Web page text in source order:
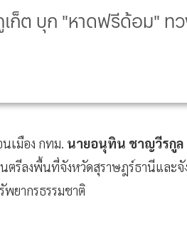
ก็ต บุก "หาดฟรีด้อม" ท
เมือง กทม. นายอนุทิน ชาญวีรกูล
ตรีลงพื้นที่จังหวัดสุราษฎร์ธานีและจั
ยากรธรรมชาติ